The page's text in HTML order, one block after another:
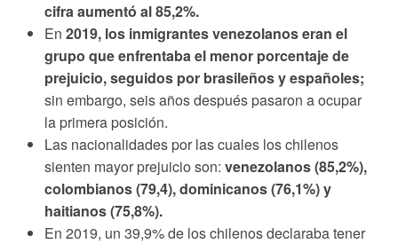
cifra aumentó al 85,2%.
En 2019, los inmigrantes venezolanos eran el
grupo que enfrentaba el menor porcentaje de
prejuicio, seguidos por brasileños y españoles;
sin embargo, seis años después pasaron a ocupar
la primera posición.
Las nacionalidades por las cuales los chilenos
sienten mayor prejuicio son: venezolanos (85,2%),
colombianos (79,4), dominicanos (76,1%) y
haitianos (75,8%).
En 2019, un 39,9% de los chilenos declaraba tener